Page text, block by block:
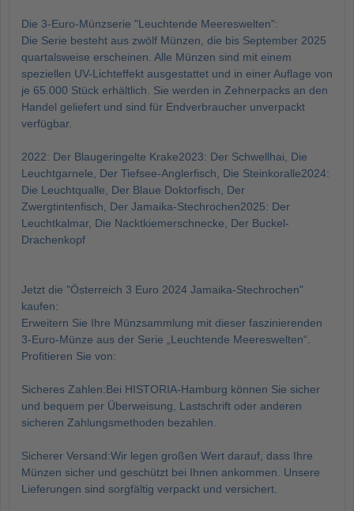
Die 3-Euro-Münzserie "Leuchtende Meereswelten":
Die Serie besteht aus zwölf Münzen, die bis September 2025
quartalsweise erscheinen. Alle Münzen sind mit einem
speziellen UV-Lichteffekt ausgestattet und in einer Auflage von
je 65.000 Stück erhältlich. Sie werden in Zehnerpacks an den
Handel geliefert und sind für Endverbraucher unverpackt
verfügbar.
2022: Der Blaugeringelte Krake2023: Der Schwellhai, Die
Leuchtgarnele, Der Tiefsee-Anglerfisch, Die Steinkoralle2024:
Die Leuchtqualle, Der Blaue Doktorfisch, Der
Zwergtintenfisch, Der Jamaika-Stechrochen2025: Der
Leuchtkalmar, Die Nacktkiemerschnecke, Der Buckel-
Drachenkopf
Jetzt die "Österreich 3 Euro 2024 Jamaika-Stechrochen"
kaufen:
Erweitern Sie Ihre Münzsammlung mit dieser faszinierenden
3-Euro-Münze aus der Serie „Leuchtende Meereswelten“.
Profitieren Sie von:
Sicheres Zahlen:Bei HISTORIA-Hamburg können Sie sicher
und bequem per Überweisung, Lastschrift oder anderen
sicheren Zahlungsmethoden bezahlen.
Sicherer Versand:Wir legen großen Wert darauf, dass Ihre
Münzen sicher und geschützt bei Ihnen ankommen. Unsere
Lieferungen sind sorgfältig verpackt und versichert.